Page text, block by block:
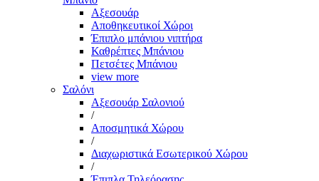
Αξεσουάρ
Αποθηκευτικοί Χώροι
Έπιπλο μπάνιου νιπτήρα
Καθρέπτες Μπάνιου
Πετσέτες Μπάνιου
view more
Σαλόνι
Αξεσουάρ Σαλονιού
/
Αποσμητικά Χώρου
/
Διαχωριστικά Εσωτερικού Χώρου
/